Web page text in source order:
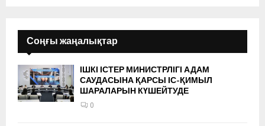
Соңғы жаңалықтар
ІШКІ ІСТЕР МИНИСТРЛІГІ АДАМ
САУДАСЫНА ҚАРСЫ ІС-ҚИМЫЛ
ШАРАЛАРЫН КҮШЕЙТУДЕ
0